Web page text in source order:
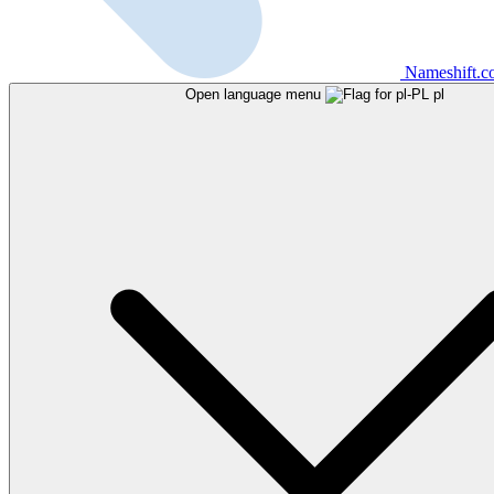
Open language menu pl